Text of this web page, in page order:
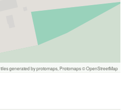
tiles generated by protomaps Protomaps©OpenStreetMap